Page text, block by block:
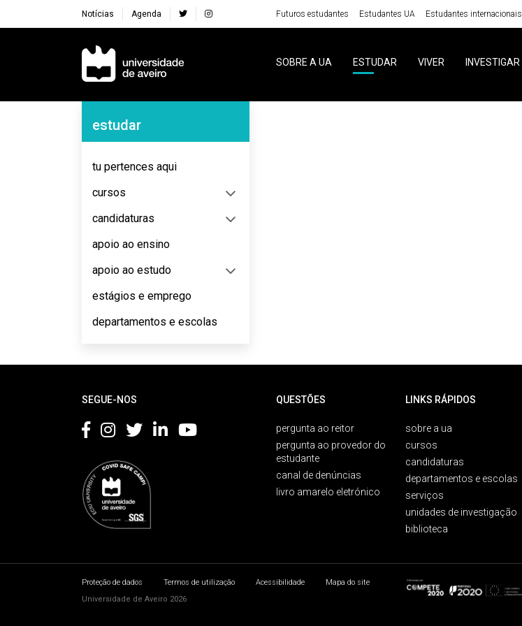
Notícias Agenda Futuros estudantes Estudantes UA Estudantes internacionais
Navegação Principal
SOBRE A UA ESTUDAR VIVER INVESTIGAR
Navegação Lateral
estudar
tu pertences aqui
cursos
candidaturas
apoio ao ensino
apoio ao estudo
estágios e emprego
departamentos e escolas
SEGUE-NOS QUESTÕES
pergunta ao reitor
pergunta ao provedor do
estudante
canal de denúncias
livro amarelo eletrónico
LINKS RÁPIDOS
sobre a ua
cursos
candidaturas
departamentos e escolas
serviços
unidades de investigação
biblioteca
Proteção de dados Termos de utilização Acessibilidade
Mapa do site
Universidade de Aveiro 2026